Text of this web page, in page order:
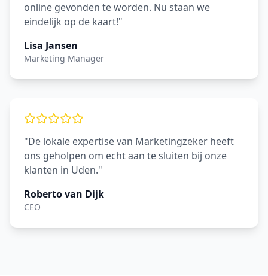
online gevonden te worden. Nu staan we
eindelijk op de kaart!"
Lisa Jansen
Marketing Manager
"De lokale expertise van Marketingzeker heeft
ons geholpen om echt aan te sluiten bij onze
klanten in Uden."
Roberto van Dijk
CEO